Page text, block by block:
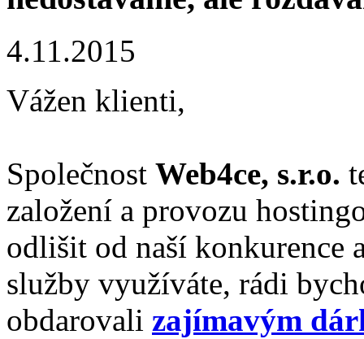
4.11.2015
Vážen klienti,
Společnost Web4ce, s.r.o.
založení a provozu
odlišit od naší konkurence
služby využíváte, rádi
obdarovali zajímavým